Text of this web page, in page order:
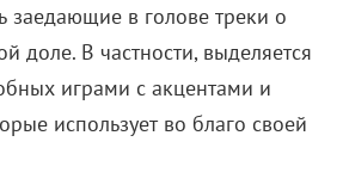
заедающие в голове треки о
доле. В частности, выделяется
играми с акцентами и
использует во благо своей